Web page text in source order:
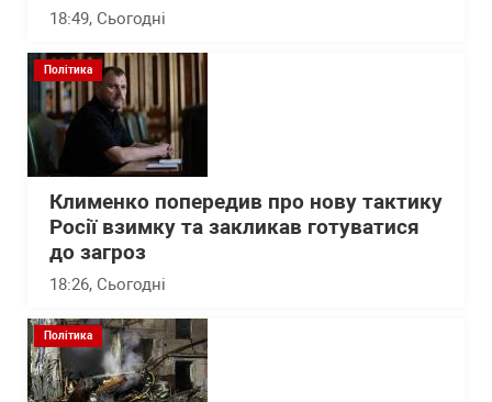
18:49, Сьогодні
Політика
Клименко попередив про нову тактику
Росії взимку та закликав готуватися
до загроз
18:26, Сьогодні
Політика